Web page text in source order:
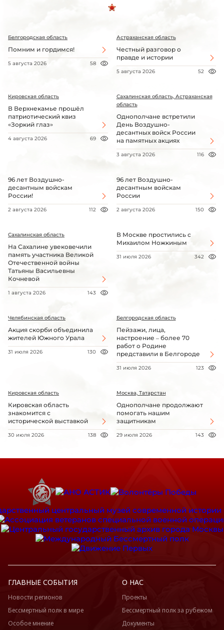
Белгородская область
Помним и гордимся!
5 августа 2026 58
Астраханская область
Честный разговор о
правде и истории
5 августа 2026 52
Кировская область
В Верхнекамье прошёл
патриотический квиз
«Зоркий глаз»
4 августа 2026 69
Сахалинская область, Астраханская
область
Однополчане встретили
День Воздушно-
десантных войск России
на памятных акциях
3 августа 2026 116
96 лет Воздушно-
десантным войскам
России!
2 августа 2026 112
96 лет Воздушно-
десантным войскам
России
2 августа 2026 150
Сахалинская область
На Сахалине увековечили
память участника Великой
Отечественной войны
Татьяны Васильевны
Кочневой
1 августа 2026 143
В Москве простились с
Михаилом Ножкиным
31 июля 2026 342
Челябинская область
Акция скорби объединила
жителей Южного Урала
31 июля 2026 130
Белгородская область
Пейзажи, лица,
настроение – более 70
работ о Родине
представили в Белгороде
31 июля 2026 123
Кировская область
Кировская область
знакомится с
исторической выставкой
30 июля 2026 138
Москва, Татарстан
Однополчане продолжают
помогать нашим
защитникам
29 июля 2026 143
ГЛАВНЫЕ СОБЫТИЯ
Новости регионов
Бессмертный полк в мире
Особое мнение
О НАС
Проекты
Бессмертный полк за рубежом
Документы